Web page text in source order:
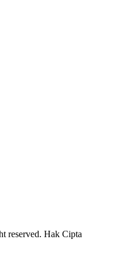
reserved. Hak Cipta